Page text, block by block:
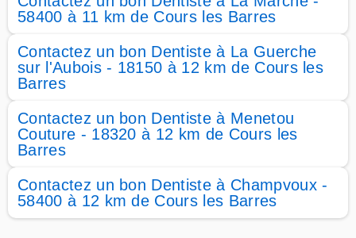
58400 à 11 km de Cours les Barres
Contactez un bon Dentiste à La Guerche
sur l'Aubois - 18150 à 12 km de Cours les
Barres
Contactez un bon Dentiste à Menetou
Couture - 18320 à 12 km de Cours les
Barres
Contactez un bon Dentiste à Champvoux -
58400 à 12 km de Cours les Barres